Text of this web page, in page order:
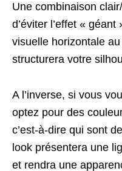
Une combinaison
d’éviter l’effet «
visuelle horizontale
structurera votre
A l’inverse, si vous
optez pour des
c’est-à-dire qui sont
look présentera une
et rendra une